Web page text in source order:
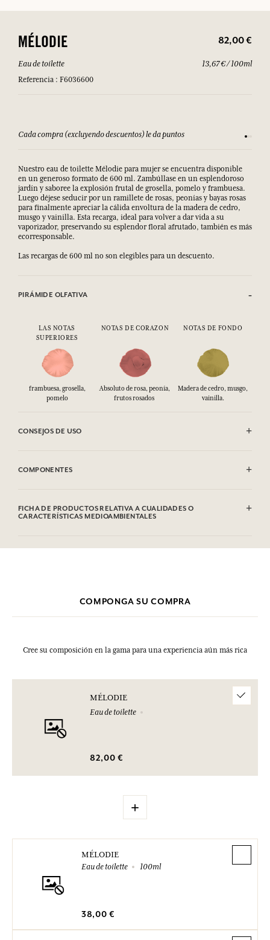
MÉLODIE 82,00 €
Eau de toilette
Referencia : F6036600
13,67 € / 100ml
Consulta nuestros T&C
Nuestro eau de toilette Mélodie para mujer se encuentra disponible
en un generoso formato de 600 ml. Zambúllase en un esplendoroso
jardín y saboree la explosión frutal de grosella, pomelo y frambuesa.
Luego déjese seducir por un ramillete de rosas, peonías y bayas rosas
para finalmente apreciar la cálida envoltura de la madera de cedro,
musgo y vainilla. Esta recarga, ideal para volver a dar vida a su
vaporizador, preservando su esplendor floral afrutado, también es más
ecorresponsable.
Las recargas de 600 ml no son elegibles para un descuento.
PIRÁMIDE OLFATIVA
LAS NOTAS
SUPERIORES
NOTAS DE CORAZON NOTAS DE FONDO
frambuesa, grosella,
pomelo
Absoluto de rosa, peonía,
frutos rosados ​
Madera de cedro, musgo,
vainilla.
CONSEJOS DE USO
COMPONENTES
Hydroxycitronellal, Citronellol, Limonene, Linalool, Geraniol, Citral
FICHA DE PRODUCTOS RELATIVA A CUALIDADES O
CARACTERÍSTICAS MEDIOAMBIENTALES
Por favor, consulte las cualidades o características medioambientales
COMPONGA SU COMPRA
Cree su composición en la gama para una experiencia aún más rica
MÉLODIE
Eau de toilette
82,00 €
+
MÉLODIE
Eau de toilette
100ml
38,00 €